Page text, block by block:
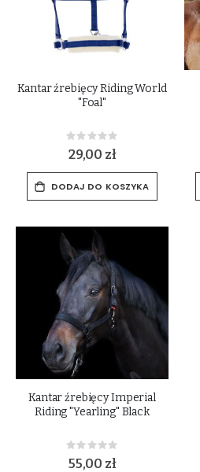
Kantar źrebięcy Riding World
"Foal"
Rating:
0%
29,00 zł
DODAJ DO KOSZYKA
Kantar źrebięcy Imperial
Riding "Yearling" Black
Rating:
0%
55,00 zł